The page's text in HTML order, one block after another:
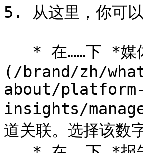
5. 从这里，你可
(/brand/zh/
about/
insights/
道关联。选择该数